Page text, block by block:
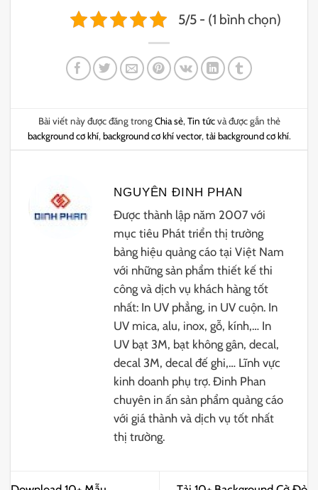
5/5 - (1 bình chọn)
Bài viết này được đăng trongChia sẻ, Tin tứcvà được gắn thẻ
background cơ khí, background cơ khí vector, tải background cơ khí.
NGUYÊN ĐINH PHAN
Được thành lập năm 2007 với
mục tiêu Phát triển thị trường
bảng hiệu quảng cáo tại Việt Nam
với những sản phẩm thiết kế thi
công và dịch vụ khách hàng tốt
nhất: In UV phẳng, in UV cuộn. In
UV mica, alu, inox, gỗ, kính,… In
UV bạt 3M, bạt không gân, decal,
decal 3M, decal đế ghi,… Lĩnh vực
kinh doanh phụ trợ. Đinh Phan
chuyên in ấn sản phẩm quảng cáo
với giá thành và dịch vụ tốt nhất
thị trường.